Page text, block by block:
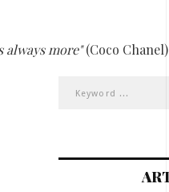
always more"(Coco Chanel)